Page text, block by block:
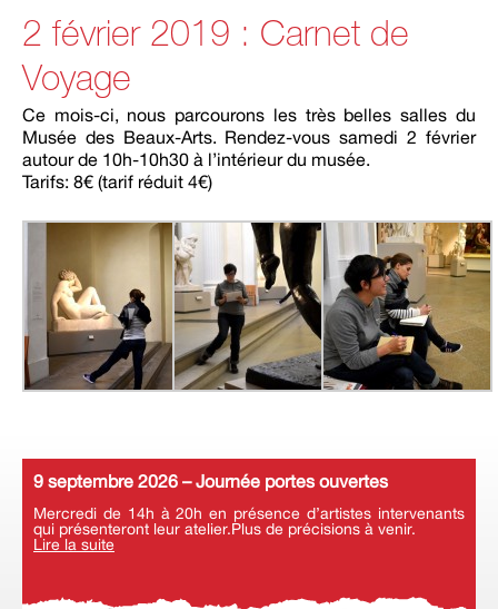
2 février 2019 : Carnet de
Voyage
Ce mois-ci, nous parcourons les très belles salles du
Musée des Beaux-Arts. Rendez-vous samedi 2 février
autour de 10h-10h30 à l’intérieur du musée.
Tarifs: 8€ (tarif réduit 4€)
9 septembre 2026 – Journée portes ouvertes
Mercredi de 14h à 20h en présence d’artistes intervenants
qui présenteront leur atelier.Plus de précisions à venir.
Lire la suite